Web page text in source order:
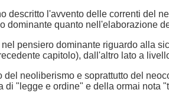
descritto l'avvento delle correnti del
dominante quanto nell'elaborazione
nel pensiero dominante riguardo alla
capitolo), dall'altro lato a
neoliberismo e soprattutto del
di "legge e ordine" e della ormai nota